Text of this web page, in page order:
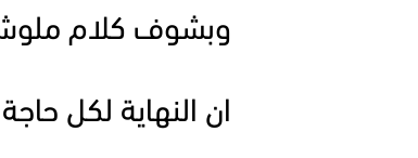
وبشوف كلام
ان النهاية لكل حاجة